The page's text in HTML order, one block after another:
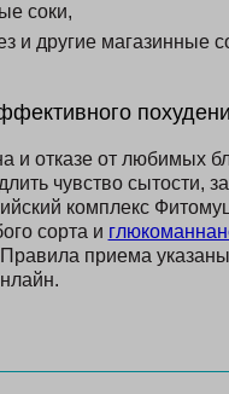
соки,
и другие магазинные
и отказе от любимых
чувство сытости,
комплекс
сорта и
приема